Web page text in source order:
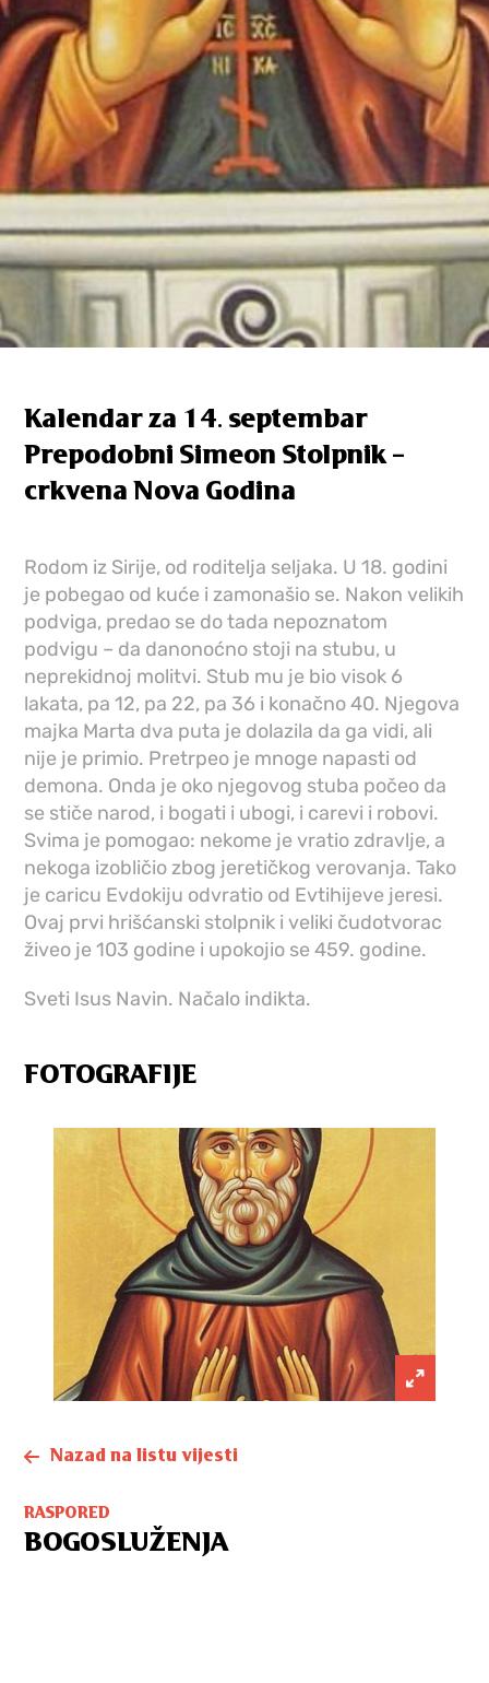
Kalendar za 14. septembar
Prepodobni Simeon Stolpnik –
crkvena Nova Godina
Rodom iz Sirije, od roditelja seljaka. U 18. godini
je pobegao od kuće i zamonašio se. Nakon velikih
podviga, predao se do tada nepoznatom
podvigu – da danonoćno stoji na stubu, u
neprekidnoj molitvi. Stub mu je bio visok 6
lakata, pa 12, pa 22, pa 36 i konačno 40. Njegova
majka Marta dva puta je dolazila da ga vidi, ali
nije je primio. Pretrpeo je mnoge napasti od
demona. Onda je oko njegovog stuba počeo da
se stiče narod, i bogati i ubogi, i carevi i robovi.
Svima je pomogao: nekome je vratio zdravlje, a
nekoga izobličio zbog jeretičkog verovanja. Tako
je caricu Evdokiju odvratio od Evtihijeve jeresi.
Ovaj prvi hrišćanski stolpnik i veliki čudotvorac
živeo je 103 godine i upokojio se 459. godine.
Sveti Isus Navin. Načalo indikta.
FOTOGRAFIJE
Nazad na listu vijesti
RASPORED
BOGOSLUŽENJA